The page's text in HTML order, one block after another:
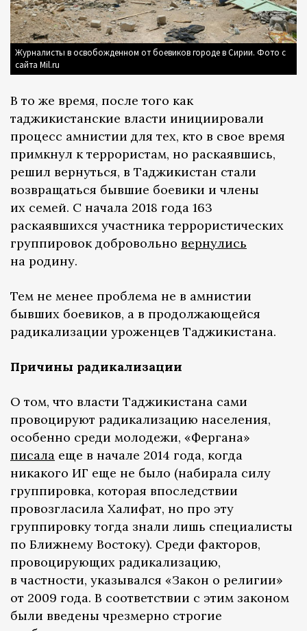
Журналисты в освобожденном от боевиков городе в Сирии. Фото с
сайта Mil.ru
В то же время, после того как
таджикистанские власти инициировали
процесс амнистии для тех, кто в свое время
примкнул к террористам, но раскаявшись,
решил вернуться, в Таджикистан стали
возвращаться бывшие боевики и члены
их семей. С начала 2018 года 163
раскаявшихся участника террористических
группировок добровольно вернулись
на родину.
Тем не менее проблема не в амнистии
бывших боевиков, а в продолжающейся
радикализации уроженцев Таджикистана.
Причины радикализации
О том, что власти Таджикистана сами
провоцируют радикализацию населения,
особенно среди молодежи, «Фергана»
писала еще в начале 2014 года, когда
никакого ИГ еще не было (набирала силу
группировка, которая впоследствии
провозгласила Халифат, но про эту
группировку тогда знали лишь специалисты
по Ближнему Востоку). Среди факторов,
провоцирующих радикализацию,
в частности, указывался «Закон о религии»
от 2009 года. В соответствии с этим законом
были введены чрезмерно строгие